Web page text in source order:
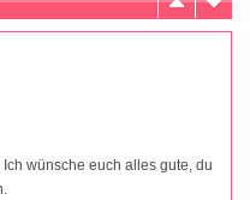
wünsche euch alles gute, du